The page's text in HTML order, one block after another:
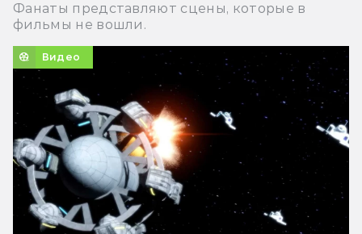
Фанаты представляют сцены, которые в
фильмы не вошли.
Видео